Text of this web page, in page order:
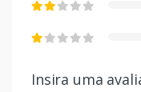
Insira uma